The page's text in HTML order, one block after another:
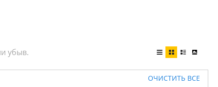
ОЧИСТИТЬ ВСЕ